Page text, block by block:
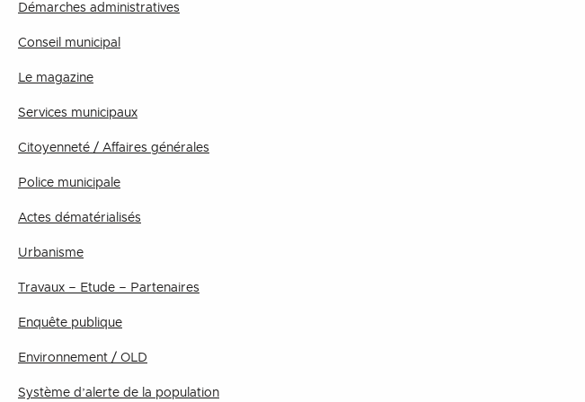
Démarches administratives
Conseil municipal
Le magazine
Services municipaux
Citoyenneté / Affaires générales
Police municipale
Actes dématérialisés
Urbanisme
Travaux – Etude – Partenaires
Enquête publique
Environnement / OLD
Système d’alerte de la population